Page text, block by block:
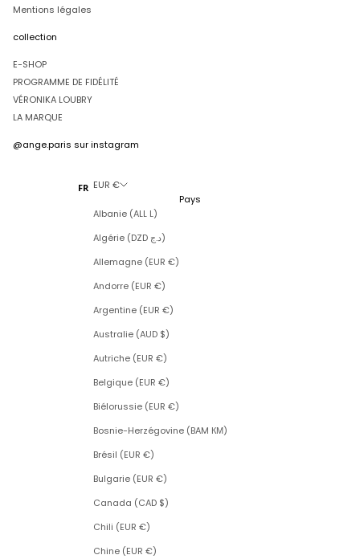
Mentions légales
collection
E-SHOP
PROGRAMME DE FIDÉLITÉ
VÉRONIKA LOUBRY
LA MARQUE
@ange.paris sur instagram
FR EUR €
Pays
Albanie (ALL L)
Algérie (DZD د.ج)
Allemagne (EUR €)
Andorre (EUR €)
Argentine (EUR €)
Australie (AUD $)
Autriche (EUR €)
Belgique (EUR €)
Biélorussie (EUR €)
Bosnie-Herzégovine (BAM КМ)
Brésil (EUR €)
Bulgarie (EUR €)
Canada (CAD $)
Chili (EUR €)
Chine (EUR €)